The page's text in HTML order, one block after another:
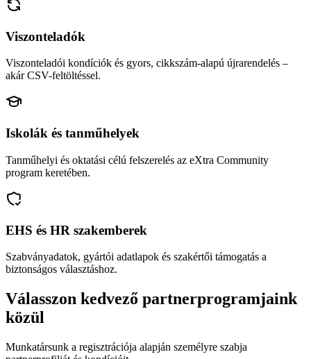
Viszonteladók
Viszonteladói kondíciók és gyors, cikkszám-alapú újrarendelés –
akár CSV-feltöltéssel.
Iskolák és tanműhelyek
Tanműhelyi és oktatási célú felszerelés az eXtra Community
program keretében.
EHS és HR szakemberek
Szabványadatok, gyártói adatlapok és szakértői támogatás a
biztonságos választáshoz.
Válasszon kedvező partnerprogramjaink
közül
Munkatársunk a regisztrációja alapján személyre szabja